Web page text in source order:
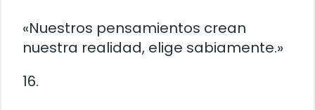
«Nuestros pensamientos crean
nuestra realidad, elige sabiamente.»
16.